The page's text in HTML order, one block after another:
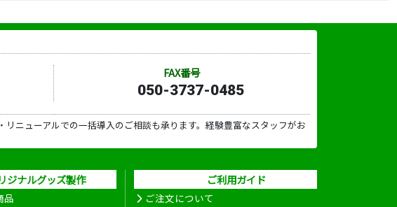
FAX番号
050-3737-0485
ニューアルでの一括導入のご相談も承ります。経験豊富なスタッフがお
ジナルグッズ製作
品
ご利用ガイド
ご注文について